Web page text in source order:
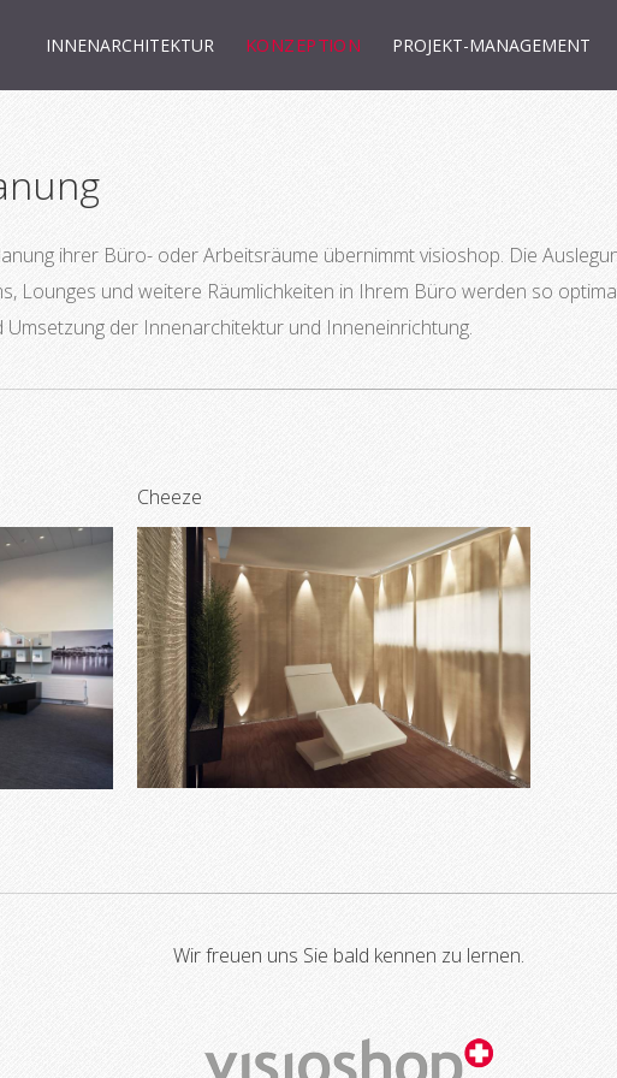
INNENARCHITEKTUR KONZEPTION PROJEKT-MANAGEMENT
ihrer Büro- oder Arbeitsräume übernimmt visioshop. Die
Lounges und weitere Räumlichkeiten in Ihrem Büro werden so
der Innenarchitektur und Inneneinrichtung.
Cheeze
Wir freuen uns Sie bald kennen zu lernen.